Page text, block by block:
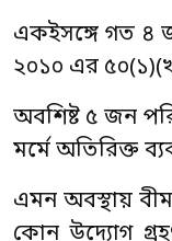
একইসঙ্গে গত ৪
২০১০ এর
অবশিষ্ট ৫ জন
মর্মে অতিরিক্ত
এমন অবস্থায়
কোন উদ্যোগ